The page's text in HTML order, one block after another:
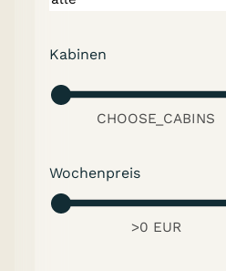
Kabinen
Wochenpreis